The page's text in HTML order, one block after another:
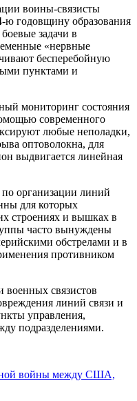
воины-связисты
ю годовщину образования
задачи в
«нервные
бесперебойную
пунктами и
мониторинг состояния
современного
любые неполадки,
оптоволокна, для
выдвигается линейная
организации линий
для которых
строениях и вышках в
часто вынуждены
обстрелами и в
противником
военных связистов
линий связи и
управления,
подразделениями.
войны между США,